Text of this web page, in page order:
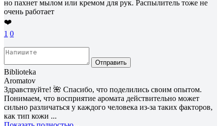
но пахнет мылом или кремом для рук. Распылитель тоже не
очень работает
❤️
1 0
Отправить
Biblioteka
Aromatov
Здравствуйте! 🌺 Спасибо, что поделились своим опытом.
Понимаем, что восприятие аромата действительно может
сильно различаться у каждого человека из-за таких факторов,
как тип кожи ...